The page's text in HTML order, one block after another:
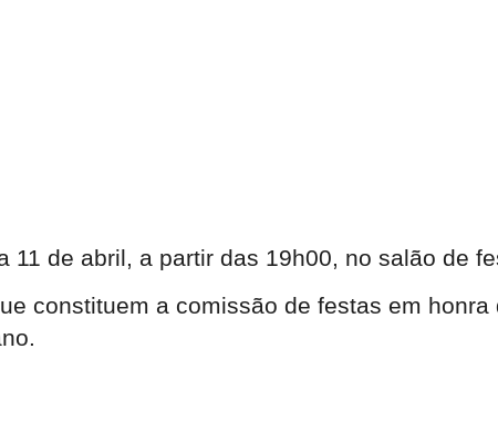
11 de abril, a partir das 19h00, no salão de
constituem a comissão de festas em